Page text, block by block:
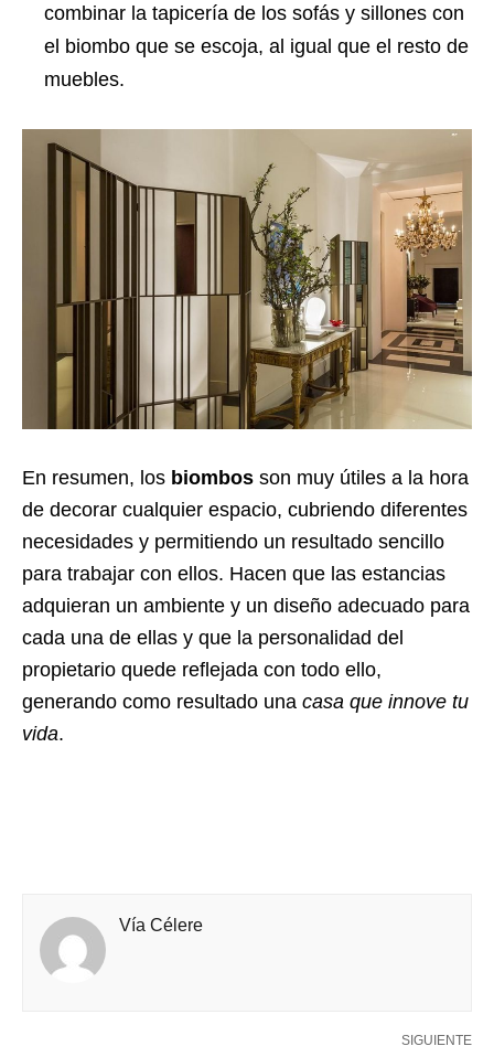
combinar la tapicería de los sofás y sillones con
el biombo que se escoja, al igual que el resto de
muebles.
En resumen, los biombos son muy útiles a la hora
de decorar cualquier espacio, cubriendo diferentes
necesidades y permitiendo un resultado sencillo
para trabajar con ellos. Hacen que las estancias
adquieran un ambiente y un diseño adecuado para
cada una de ellas y que la personalidad del
propietario quede reflejada con todo ello,
generando como resultado una casa que innove tu
vida.
Vía Célere
SIGUIENTE